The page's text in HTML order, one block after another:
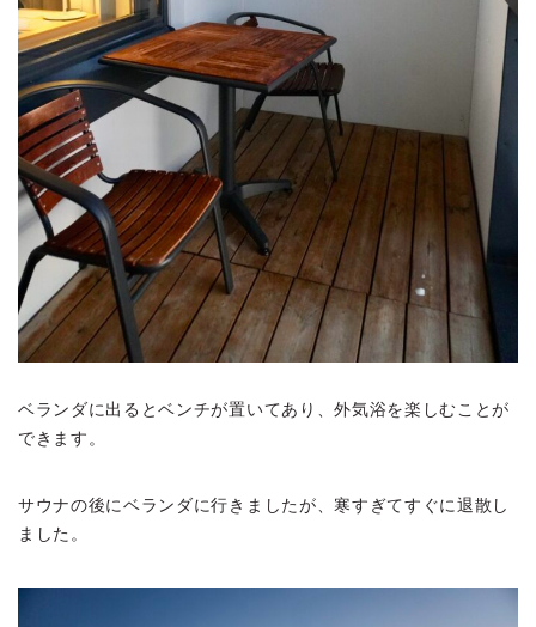
ベランダに出るとベンチが置いてあり、外気浴を楽しむことが
できます。
サウナの後にベランダに行きましたが、寒すぎてすぐに退散し
ました。